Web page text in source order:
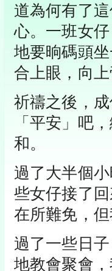
道為何有了
心。一班女
地要晌碼頭
合上眼，向
祈禱之後，
「平安」吧
和。
過了大半個
些女仔接了
在所難免，
過了一些日
地教會聚會